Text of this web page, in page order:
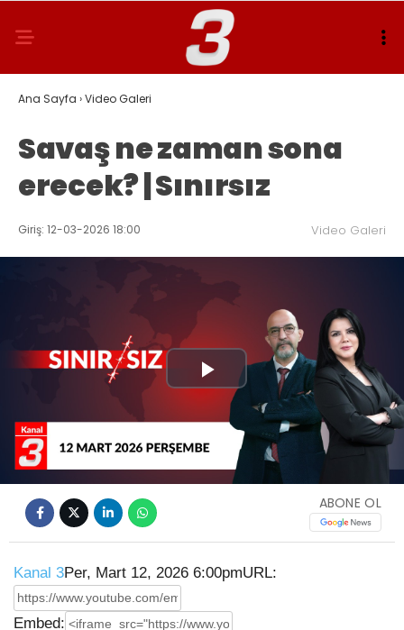
Ana Sayfa ›Video Galeri
Savaş ne zaman sona
erecek? | Sınırsız
Giriş: 12-03-2026 18:00 Video Galeri
Play
Video
ABONE OL
Kanal 3Per, Mart 12, 2026 6:00pmURL:
Embed: